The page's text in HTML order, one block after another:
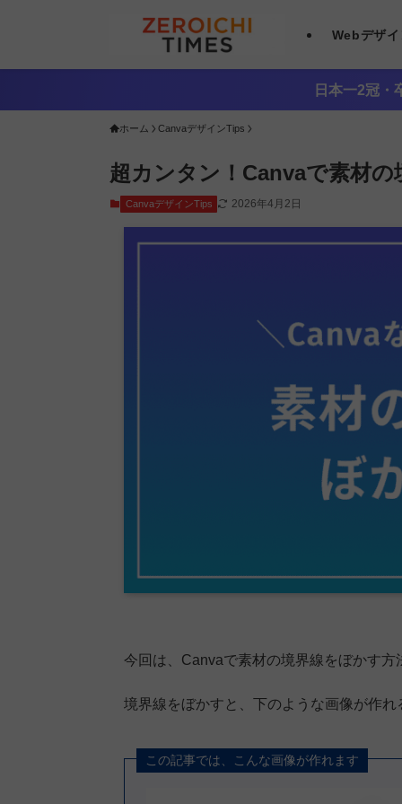
Webデザ
日本一2冠・
ホーム CanvaデザインTips
超カンタン！Canvaで素材
CanvaデザインTips 2026年4月2日
今回は、Canvaで素材の境界線をぼかす方
境界線をぼかすと、下のような画像が作
この記事では、こんな画像が作れます